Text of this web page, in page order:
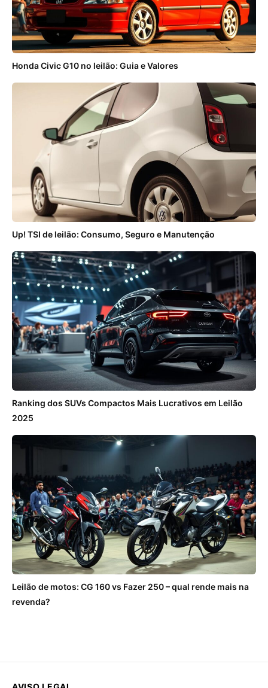
Honda Civic G10 no leilão: Guia e Valores
Up! TSI de leilão: Consumo, Seguro e Manutenção
Ranking dos SUVs Compactos Mais Lucrativos em Leilão
2025
Leilão de motos: CG 160 vs Fazer 250 – qual rende mais na
revenda?